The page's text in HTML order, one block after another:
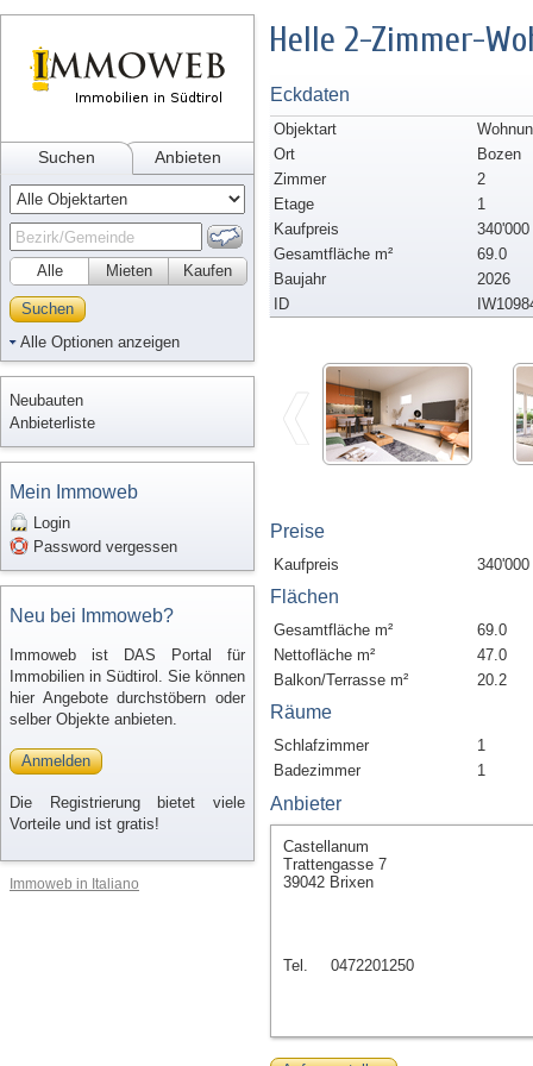
Suchen Anbieten
Alle Kaufen
Mieten
Suchen
Alle Optionen anzeigen
Neubauten
Anbieterliste
Mein Immoweb
Login
Password vergessen
Neu bei Immoweb?
Immoweb ist DAS Portal für
Immobilien in Südtirol. Sie können
hier Angebote durchstöbern oder
selber Objekte anbieten.
Anmelden
Die Registrierung bietet viele
Vorteile und ist gratis!
Immoweb in Italiano
Helle 2-Zimmer-
Eckdaten
Objektart
Ort
Bozen
Zimmer
2
Etage
1
Kaufpreis
340'000
Gesamtfläche m²
69.0
Baujahr
2026
ID
Preise
Kaufpreis 340'000
Flächen
Gesamtfläche m²
69.0
Nettofläche m²
47.0
Balkon/Terrasse m²
20.2
Räume
Schlafzimmer
1
Badezimmer
1
Anbieter
Castellanum
Trattengasse 7
39042 Brixen
Tel. 0472201250